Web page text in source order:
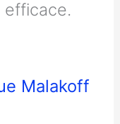
efficace.
Malakoff